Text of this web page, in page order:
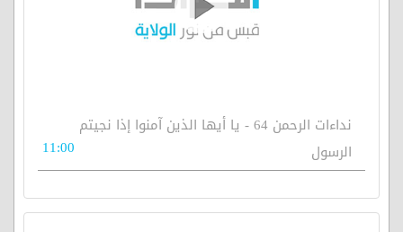
نداءات الرحمن 64 - يا أيها الذين آمنوا إذا نجيتم
الرسول
11:00